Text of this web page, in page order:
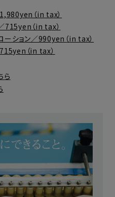
（in tax）
715yen（in tax）
ーション／990yen（in tax）
（in tax）
ら